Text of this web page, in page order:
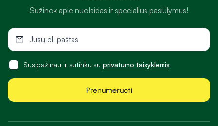
Sužinok apie nuolaidas ir specialius pasiūlymus!
Susipažinau ir sutinku su privatumo taisyklėmis
Prenumeruoti